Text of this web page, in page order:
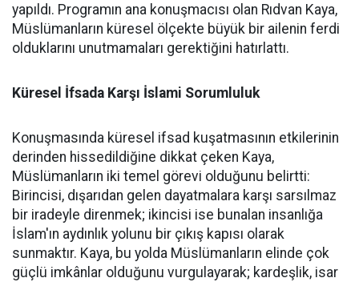
yapıldı. Programın ana konuşmacısı olan Rıdvan Kaya,
Müslümanların küresel ölçekte büyük bir ailenin ferdi
olduklarını unutmamaları gerektiğini hatırlattı.
Küresel İfsada Karşı İslami Sorumluluk
Konuşmasında küresel ifsad kuşatmasının etkilerinin
derinden hissedildiğine dikkat çeken Kaya,
Müslümanların iki temel görevi olduğunu belirtti:
Birincisi, dışarıdan gelen dayatmalara karşı sarsılmaz
bir iradeyle direnmek; ikincisi ise bunalan insanlığa
İslam'ın aydınlık yolunu bir çıkış kapısı olarak
sunmaktır. Kaya, bu yolda Müslümanların elinde çok
güçlü imkânlar olduğunu vurgulayarak; kardeşlik, isar